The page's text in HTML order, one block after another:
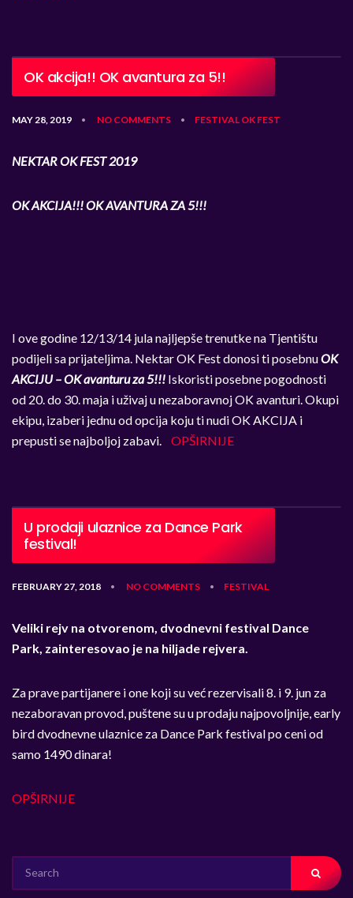
OK akcija!! OK avantura za 5!!
MAY 28, 2019 • NO COMMENTS • FESTIVAL OK FEST
NEKTAR OK FEST 2019
OK AKCIJA!!! OK AVANTURA ZA 5!!!
I ove godine 12/13/14 julanajljepše trenutke na Tjentištu
podijeli sa prijateljima. Nektar OK Fest donosi ti posebnuOK
AKCIJU – OK avanturu za 5!!! Iskoristiposebne pogodnosti
od 20. do 30. maja i uživaj u nezaboravnoj OK avanturi. Okupi
ekipu, izaberi jednu od opcija koju ti nudi OK AKCIJA i
prepusti se najboljoj zabavi.
OPŠIRNIJE
U prodaji ulaznice za Dance Park
festival!
FEBRUARY 27, 2018 • NO COMMENTS • FESTIVAL
Veliki rejv na otvorenom, dvodnevni festival Dance
Park, zainteresovao je na hiljade rejvera.
Za prave partijanere i one koji su već rezervisali 8. i 9. jun za
nezaboravan provod, puštene su u prodaju najpovoljnije, early
bird dvodnevne ulaznice za Dance Park festival po ceni od
samo 1490 dinara!
OPŠIRNIJE
FOR: